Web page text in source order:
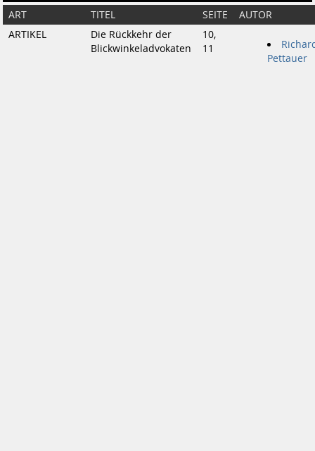
ART TITEL SEITE
AUTOR
ARTIKEL
Die Rückkehr der
Blickwinkeladvokaten
10,
11
Pettauer